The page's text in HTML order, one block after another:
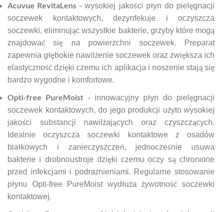
Acuvue RevitaLens - wysokiej jakości płyn do pielęgnacji
soczewek kontaktowych, dezynfekuje i oczyszcza
soczewki, eliminując wszystkie bakterie, grzyby które mogą
znajdować się na powierzchni soczewek. Preparat
zapewnia głębokie nawilżenie soczewek oraz zwiększa ich
elastyczność dzięki czemu ich aplikacja i noszenie stają się
bardzo wygodne i komfortowe.
Opti-free PureMoist - innowacyjny płyn do pielęgnacji
soczewek kontaktowych, do jego produkcji użyto wysokiej
jakości substancji nawilżających oraz czyszczących.
Idealnie oczyszcza soczewki kontaktowe z osadów
białkowych i zanieczyszczeń, jednocześnie usuwa
bakterie i drobnoustroje dzięki czemu oczy są chronione
przed infekcjami i podrażnieniami. Regularne stosowanie
płynu Opti-free PureMoist wydłuża żywotność soczewki
kontaktowej.